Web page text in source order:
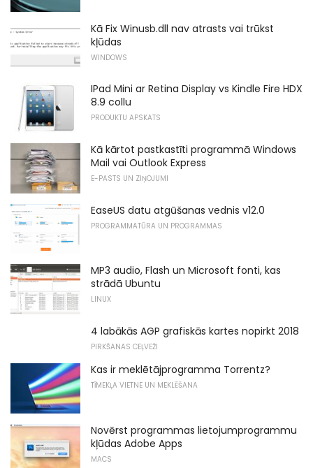
Kā Fix Winusb.dll nav atrasts vai trūkst
kļūdas
WINDOWS
IPad Mini ar Retina Display vs Kindle Fire HDX
8.9 collu
PRODUKTU APSKATS
Kā kārtot pastkastīti programmā Windows
Mail vai Outlook Express
E-PASTS UN ZIŅOJUMI
EaseUS datu atgūšanas vednis v12.0
PROGRAMMATŪRA UN PROGRAMMAS
MP3 audio, Flash un Microsoft fonti, kas
strādā Ubuntu
LINUX
4 labākās AGP grafiskās kartes nopirkt 2018
PIRKŠANAS CEĻVEŽI
Kas ir meklētājprogramma Torrentz?
TĪMEKĻA VIETNE UN MEKLĒŠANA
Novērst programmas lietojumprogrammu
kļūdas Adobe Apps
MACS